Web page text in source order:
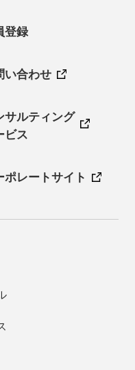
登録
い合わせ
サルティング
ビス
ポレートサイト